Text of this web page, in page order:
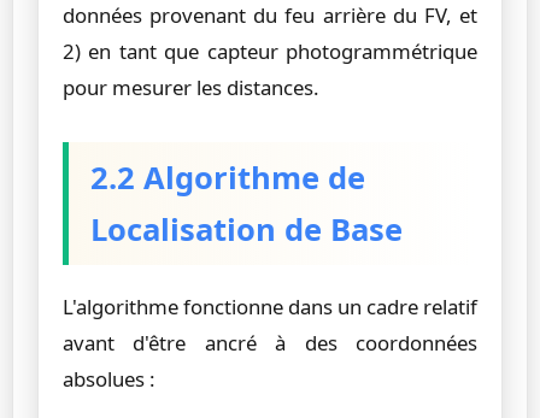
données provenant du feu arrière du FV, et
2) en tant que capteur photogrammétrique
pour mesurer les distances.
2.2 Algorithme de
Localisation de Base
L'algorithme fonctionne dans un cadre relatif
avant d'être ancré à des coordonnées
absolues :